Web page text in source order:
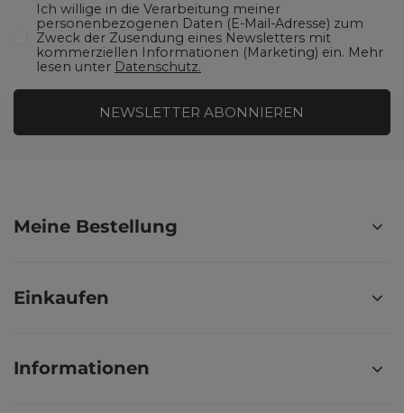
Ich willige in die Verarbeitung meiner
personenbezogenen Daten (E-Mail-Adresse) zum
Zweck der Zusendung eines Newsletters mit
kommerziellen Informationen (Marketing) ein. Mehr
lesen unter Datenschutz.
NEWSLETTER ABONNIEREN
Meine Bestellung
Einkaufen
Informationen